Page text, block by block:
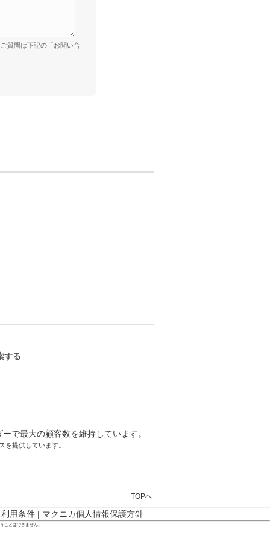
質問は下記の「お問い合
を提供しています。
TOPへ
用条件| マクニカ個人情報保護方針
ことはできません。